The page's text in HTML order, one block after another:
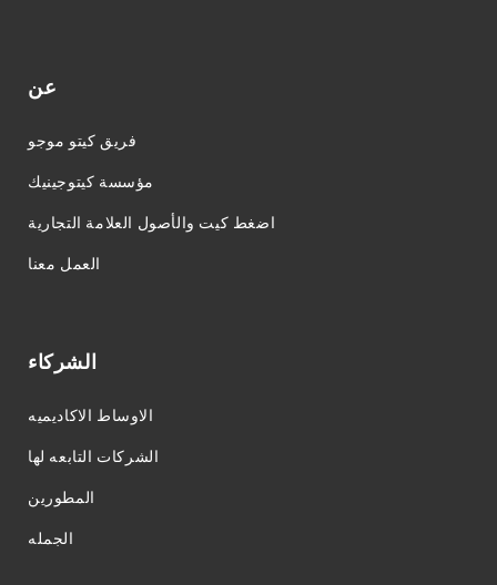
عن
فريق كيتو موجو
مؤسسة كيتوجينيك
اضغط كيت والأصول العلامة التجارية
العمل معنا
الشركاء
الاوساط الاكاديميه
الشركات التابعه لها
المطورين
الجمله